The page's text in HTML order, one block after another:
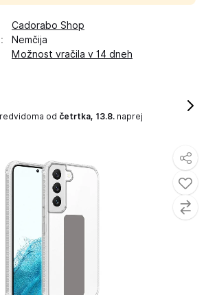
Cadorabo Shop
:
Nemčija
Možnost vračila v 14 dneh
od četrtka, 13.8. naprej